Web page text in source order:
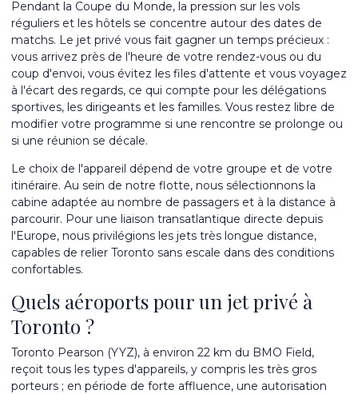
Pendant la Coupe du Monde, la pression sur les vols
réguliers et les hôtels se concentre autour des dates de
matchs. Le jet privé vous fait gagner un temps précieux :
vous arrivez près de l'heure de votre rendez-vous ou du
coup d'envoi, vous évitez les files d'attente et vous voyagez
à l'écart des regards, ce qui compte pour les délégations
sportives, les dirigeants et les familles. Vous restez libre de
modifier votre programme si une rencontre se prolonge ou
si une réunion se décale.
Le choix de l'appareil dépend de votre groupe et de votre
itinéraire. Au sein de notre flotte, nous sélectionnons la
cabine adaptée au nombre de passagers et à la distance à
parcourir. Pour une liaison transatlantique directe depuis
l'Europe, nous privilégions les jets très longue distance,
capables de relier Toronto sans escale dans des conditions
confortables.
Quels aéroports pour un jet privé à
Toronto ?
Toronto Pearson (YYZ), à environ 22 km du BMO Field,
reçoit tous les types d'appareils, y compris les très gros
porteurs ; en période de forte affluence, une autorisation